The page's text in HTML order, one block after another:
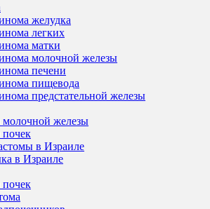
желудка
легких
матки
молочной железы
печени
пищевода
предстательной железы
железы
в Израиле
в Израиле